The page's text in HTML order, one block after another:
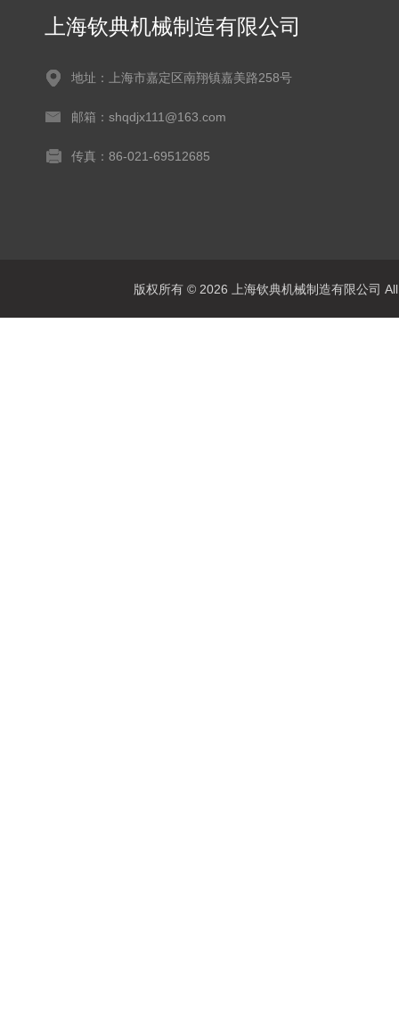
上海钦典机械制造有限公司
地址：上海市嘉定区南翔镇嘉美路258号
邮箱：shqdjx111@163.com
传真：86-021-69512685
版权所有 © 2026 上海钦典机械制造有限公